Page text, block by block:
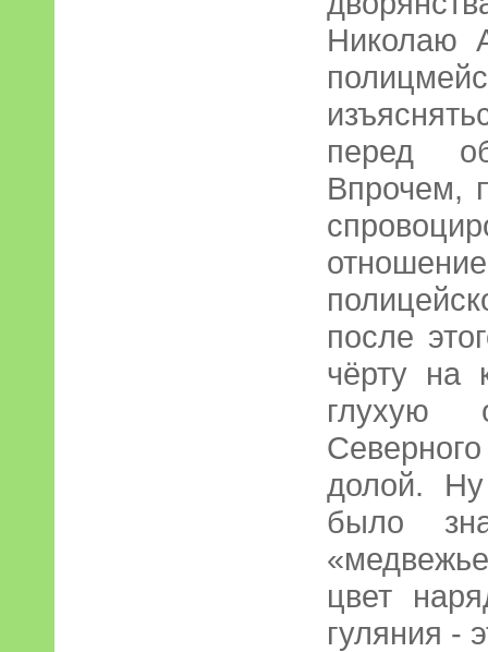
Николаю
перед
Впрочем,
после
чёрту на
глухую
долой.
было
цвет
гуляния -